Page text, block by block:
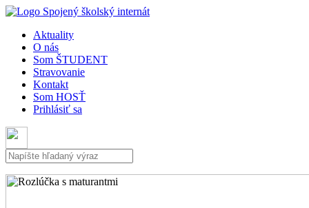
Aktuality
O nás
Som ŠTUDENT
Stravovanie
Kontakt
Som HOSŤ
Prihlásiť sa